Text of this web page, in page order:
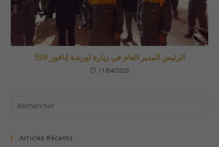
الرئيس المدير العام في زيارة لورشة إنافور #59
11/04/2026
Articles Récents